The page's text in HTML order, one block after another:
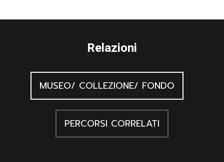
Relazioni
MUSEO/ COLLEZIONE/ FONDO
PERCORSI CORRELATI